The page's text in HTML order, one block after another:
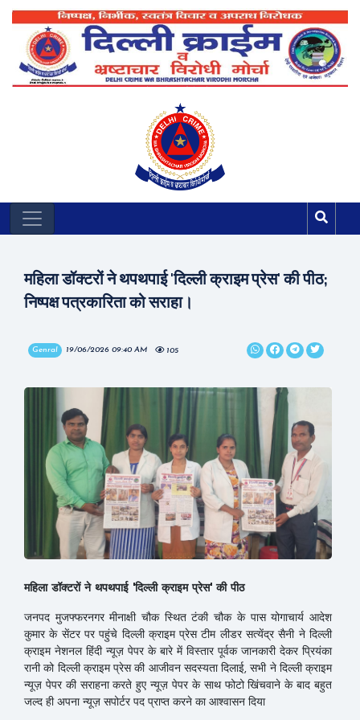
महिला डॉक्टरों ने थपथपाई 'दिल्ली क्राइम प्रेस' की पीठ;
निष्पक्ष पत्रकारिता को सराहा।
Genral 19/06/2026 09:40 AM 105
महिला डॉक्टरों ने थपथपाई 'दिल्ली क्राइम प्रेस' की पीठ
जनपद मुजफ्फरनगर मीनाक्षी चौक स्थित टंकी चौक के पास योगाचार्य आदेश
कुमार के सेंटर पर पहुंचे दिल्ली क्राइम प्रेस टीम लीडर सत्येंद्र सैनी ने दिल्ली
क्राइम नेशनल हिंदी न्यूज़ पेपर के बारे में विस्तार पूर्वक जानकारी देकर प्रियंका
रानी को दिल्ली क्राइम प्रेस की आजीवन सदस्यता दिलाई, सभी ने दिल्ली क्राइम
न्यूज़ पेपर की सराहना करते हुए न्यूज़ पेपर के साथ फोटो खिंचवाने के बाद बहुत
जल्द ही अपना न्यूज़ सपोर्टर पद प्राप्त करने का आश्वासन दिया